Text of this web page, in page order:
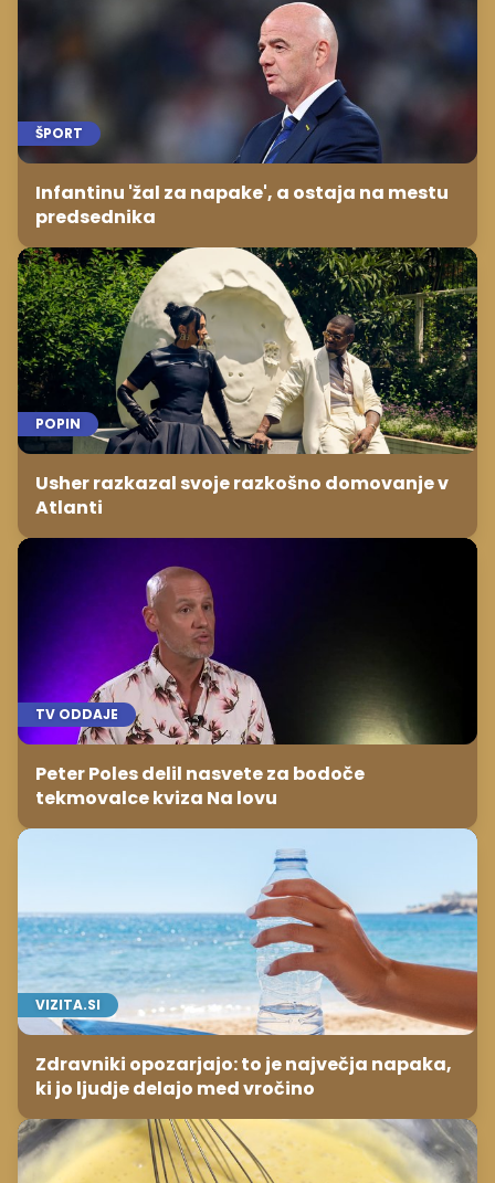
ŠPORT
Infantinu 'žal za napake', a ostaja na mestu
predsednika
POPIN
Usher razkazal svoje razkošno domovanje v
Atlanti
TV ODDAJE
Peter Poles delil nasvete za bodoče
tekmovalce kviza Na lovu
VIZITA.SI
Zdravniki opozarjajo: to je največja napaka,
ki jo ljudje delajo med vročino